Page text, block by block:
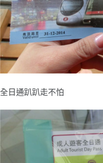
全日通趴趴走不怕